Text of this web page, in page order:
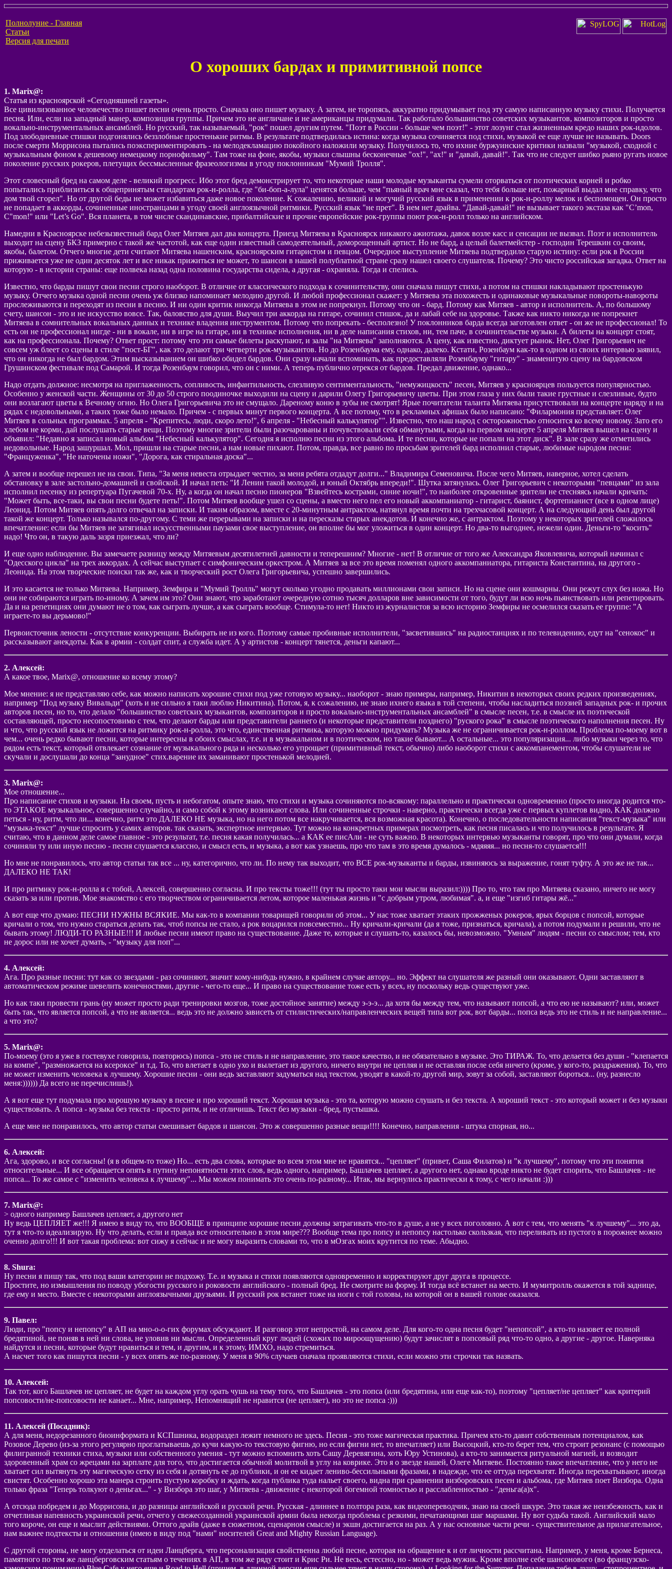
Полнолуние - Главная
Статьи
Версия для печати
О хороших бардах и примитивной попсе
1. Marix@:
Статья из красноярской «Сегодняшней газеты».
Все цивилизованное человечество пишет песни очень просто. Сначала оно пишет музыку. А затем, не торопясь, аккуратно придумывает под эту самую написанную музыку стихи. Получается
песня. Или, если на западный манер, композиция группы. Причем это не англичане и не американцы придумали. Так работало большинство советских музыкантов, композиторов и просто
вокально-инструментальных ансамблей. Но русский, так называемый, "рок" пошел другим путем. "Поэт в России - больше чем поэт!" - этот лозунг стал жизненным кредо наших рок-идолов.
Под злободневные стишки подгонялись беззлобные простенькие ритмы. В результате подтвердилась истина: когда музыка сочиняется под стихи, музыкой ее еще лучше не называть. Doors
после смерти Моррисона пытались поэкспериментировать - на мелодекламацию покойного наложили музыку. Получилось то, что ихние буржуинские критики назвали "музыкой, сходной с
музыкальным фоном к дешевому немецкому порнофильму". Там тоже на фоне, якобы, музыки слышны бесконечные "ох!", "ах!" и "давай, давай!". Так что не следует шибко рьяно ругать новое
поколение русских рокеров, плетущих бессмысленные фразеологизмы в угоду поклонникам "Мумий Тролля".
Этот словесный бред на самом деле - великий прогресс. Ибо этот бред демонстрирует то, что некоторые наши молодые музыканты сумели оторваться от поэтических корней и робко
попытались приблизиться к общепринятым стандартам рок-н-ролла, где "би-боп-а-лула" ценятся больше, чем "пьяный врач мне сказал, что тебя больше нет, пожарный выдал мне справку, что
дом твой сгорел". Но от другой беды не может избавиться даже новое поколение. К сожалению, великий и могучий русский язык в применении к рок-н-роллу мелок и беспомощен. Он просто
не попадает в аккорды, сочиненные иностранцами в угоду своей англоязычной ритмики. Русский язык "не прет". В нем нет драйва. "Давай-давай!" не вызывает такого экстаза как "C’mon,
C"mon!" или "Let’s Go". Вся планета, в том числе скандинавские, прибалтийские и прочие европейские рок-группы поют рок-н-ролл только на английском.
Намедни в Красноярске небезызвестный бард Олег Митяев дал два концерта. Приезд Митяева в Красноярск никакого ажиотажа, давок возле касс и сенсации не вызвал. Поэт и исполнитель
выходит на сцену БКЗ примерно с такой же частотой, как еще один известный самодеятельный, доморощенный артист. Но не бард, а целый балетмейстер - господин Терешкин со своим,
якобы, балетом. Отчего многие дети считают Митяева нашенским, красноярским гитаристом и певцом. Очередное выступление Митяева подтвердило старую истину: если рок в России
приживается уже не один десяток лет и все никак прижиться не может, то шансон в нашей полублатной стране сразу нашел своего слушателя. Почему? Это чисто российская загадка. Ответ на
которую - в истории страны: еще полвека назад одна половина государства сидела, а другая - охраняла. Тогда и спелись.
Известно, что барды пишут свои песни строго наоборот. В отличие от классического подхода к сочинительству, они сначала пишут стихи, а потом на стишки накладывают простенькую
музыку. Отчего музыка одной песни очень уж близко напоминает мелодию другой. И любой профессионал скажет: у Митяева эта похожесть и одинаковые музыкальные повороты-навороты
прослеживаются и переходят из песни в песню. И ни один критик никогда Митяева в этом не попрекнул. Потому что он - бард. Потому как Митяев - автор и исполнитель. А, по большому
счету, шансон - это и не искусство вовсе. Так, баловство для души. Выучил три аккорда на гитаре, сочинил стишок, да и лабай себе на здоровье. Также как никто никогда не попрекнет
Митяева в сомнительных вокальных данных и технике владения инструментом. Потому что попрекать - бесполезно! У поклонников барда всегда заготовлен ответ - он же не профессионал! То
есть он не профессионал нигде - ни в вокале, ни в игре на гитаре, ни в технике исполнения, ни в деле написания стихов, ни, тем паче, в сочинительстве музыки. А билеты на концерт стоят,
как на профессионала. Почему? Ответ прост: потому что эти самые билеты раскупают, и залы "на Митяева" заполняются. А цену, как известно, диктует рынок. Нет, Олег Григорьевич не
совсем уж блеет со сцены в стиле "пост-БГ", как это делают три четверти рок-музыкантов. Но до Розенбаума ему, однако, далеко. Кстати, Розенбаум как-то в одном из своих интервью заявил,
что он никогда не был бардом. Этим высказыванием он шибко обидел бардов. Они сразу начали вспоминать, как предоставляли Розенбауму "гитару" - знаменитую сцену на бардовском
Грушинском фестивале под Самарой. И тогда Розенбаум говорил, что он с ними. А теперь публично отрекся от бардов. Предал движение, однако...
Надо отдать должное: несмотря на приглаженность, сопливость, инфантильность, слезливую сентиментальность, "немужицкость" песен, Митяев у красноярцев пользуется популярностью.
Особенно у женской части. Женщины от 30 до 50 строго поодиночке выходили на сцену и дарили Олегу Григорьевичу цветы. При этом глаза у них были такие грустные и слезливые, будто
они возлагают цветы к Вечному огню. Но Олега Григорьевича это не смущало. Дареному коню в зубы не смотрят! Ярые почитатели таланта Митяева присутствовали на концерте наряду и на
рядах с недовольными, а таких тоже было немало. Причем - с первых минут первого концерта. А все потому, что в рекламных афишах было написано: "Филармония представляет: Олег
Митяев в сольных программах. 5 апреля - "Крепитесь, люди, скоро лето!", 6 апреля - "Небесный калькулятор"". Известно, что наш народ с осторожностью относится ко всему новому. Зато его
хлебом не корми, дай послушать старые вещи. Поэтому многие зрители были разочарованы и почувствовали себя обманутыми, когда на первом концерте 5 апреля Митяев вышел на сцену и
объявил: "Недавно я записал новый альбом "Небесный калькулятор". Сегодня я исполню песни из этого альбома. И те песни, которые не попали на этот диск". В зале сразу же отметились
недовольные. Народ зашуршал. Мол, пришли на старые песни, а нам новые пихают. Потом, правда, все равно по просьбам зрителей бард исполнил старые, любимые народом песни:
"Француженка", "Не наточены ножи", "Дорога, как стиральная доска"...
А затем и вообще перешел не на свои. Типа, "За меня невеста отрыдает честно, за меня ребята отдадут долги..." Владимира Семеновича. После чего Митяев, наверное, хотел сделать
обстановку в зале застольно-домашней и свойской. И начал петь: "И Ленин такой молодой, и юный Октябрь впереди!". Шутка затянулась. Олег Григорьевич с некоторыми "певцами" из зала
исполнил песенку из репертуара Пугачевой 70-х. Ну, а когда он начал песню пионеров "Взвейтесь кострами, синие ночи!", то наиболее откровенные зрители не стесняясь начали кричать:
"Может быть, все-таки, вы свои песни будете петь!". Потом Митяев вообще ушел со сцены, а вместо него пел его новый аккомпаниатор - гитарист, баянист, фортепианист (все в одном лице)
Леонид. Потом Митяев опять долго отвечал на записки. И таким образом, вместе с 20-минутным антрактом, натянул время почти на трехчасовой концерт. А на следующий день был другой
такой же концерт. Только назывался по-другому. С теми же перерывами на записки и на пересказы старых анекдотов. И конечно же, с антрактом. Поэтому у некоторых зрителей сложилось
впечатление: если бы Митяев не затягивал искусственными паузами свое выступление, он вполне бы мог уложиться в один концерт. Но два-то выгоднее, нежели один. Деньги-то "косить"
надо! Что он, в такую даль зазря приезжал, что ли?
И еще одно наблюдение. Вы замечаете разницу между Митяевым десятилетней давности и теперешним? Многие - нет! В отличие от того же Александра Яковлевича, который начинал с
"Одесского цикла" на трех аккордах. А сейчас выступает с симфоническим оркестром. А Митяев за все это время поменял одного аккомпаниатора, гитариста Константина, на другого -
Леонида. На этом творческие поиски так же, как и творческий рост Олега Григорьевича, успешно завершились.
И это касается не только Митяева. Например, Земфира и "Мумий Тролль" могут сколько угодно продавать миллионами свои записи. Но на сцене они кошмарны. Они режут слух без ножа. Но
они не собираются играть по-иному. А зачем им это? Они знают, что заработают очередную сотню тысяч долларов вне зависимости от того, будут ли всю ночь пьянствовать или репетировать.
Да и на репетициях они думают не о том, как сыграть лучше, а как сыграть вообще. Стимула-то нет! Никто из журналистов за всю историю Земфиры не осмелился сказать ее группе: "А
играете-то вы дерьмово!"
Первоисточник лености - отсутствие конкуренции. Выбирать не из кого. Поэтому самые пробивные исполнители, "засветившись" на радиостанциях и по телевидению, едут на "сенокос" и
рассказывают анекдоты. Как в армии - солдат спит, а служба идет. А у артистов - концерт тянется, деньги капают...
2. Алексей:
А какое твое, Marix@, отношение ко всему этому?
Мое мнение: я не представляю себе, как можно написать хорошие стихи под уже готовую музыку... наоборот - знаю примеры, например, Никитин в некоторых своих редких произведениях,
например "Под музыку Вивальди" (хоть и не сильно я таки люблю Никитина). Потом, я, к сожалению, не знаю ихнего языка в той степени, чтобы насладиться поэзией западных рок- и прочих
авторов песен, но то, что делало "большинство советских музыкантов, композиторов и просто вокально-инструментальных ансамблей" в смысле песен, т.е. в смысле их поэтической
составляющей, просто несопостовимо с тем, что делают барды или представители раннего (и некоторые представители позднего) "руского рока" в смысле поэтического наполнения песен. Ну
и что, что русский язык не ложится на ритмику рок-н-ролла, это что, единственная ритмика, которую можно придумать? Музыка же не ограничивается рок-н-роллом. Проблема по-моему вот в
чем... очень редко бывают песни, которые интересны в обоих смыслах, т.е. и в музыкальном и в поэтическом, но такие бывают... А остальные... это популяризация... либо музыки через то, что
рядом есть текст, который отвлекает сознание от музыкального ряда и несколько его упрощает (примитивный текст, обычно) либо наоборот стихи с аккомпанементом, чтобы слушатели не
скучали и дослушали до конца "занудное" стих.варение их заманивают простенькой мелодией.
3. Marix@:
Мое отношение...
Про написание стихов и музыки. На своем, пусть и небогатом, опыте знаю, что стихи и музыка сочиняются по-всякому: параллельно и практически одновременно (просто иногда родится что-
то ЭТАКОЕ музыкальное, совершенно случайно, и само собой к этому возникают слова. Или сочиненные строчки - наверно, практически всегда уже с первых куплетов видно, КАК должно
петься - ну, ритм, что ли... конечно, ритм это ДАЛЕКО НЕ музыка, но на него потом все накручивается, вся возможная красота). Конечно, о последовательности написания "текст-музыка" или
"музыка-текст" лучше спросить у самих авторов. так сказать, экспертное интервью. Тут можно на конкретных примерах посмотреть, как песня писалась и что получилось в результате. Я
считаю, что в данном деле самое главное - это результат, т.е. песня какая получилась... а КАК ее писАли - не суть важно. В некоторых интервью музыканты говорят, про что они думали, когда
сочиняли ту или иную песню - песня слушается классно, и смысл есть, и музыка, а вот как узнаешь, про что там в это время думалось - мдяяяя... но песня-то слушается!!!
Но мне не понравилось, что автор статьи так все ... ну, категорично, что ли. По нему так выходит, что ВСЕ рок-музыканты и барды, извиняюсь за выражение, гонят туфту. А это же не так...
ДАЛЕКО НЕ ТАК!
И про ритмику рок-н-ролла я с тобой, Алексей, совершенно согласна. И про тексты тоже!!! (тут ты просто таки мои мысли выразил:)))) Про то, что там про Митяева сказано, ничего не могу
сказать за или против. Мое знакомство с его творчеством ограничивается летом, которое маленькая жизнь и "с добрым утром, любимая". а, и еще "изгиб гитары жё..."
А вот еще что думаю: ПЕСНИ НУЖНЫ ВСЯКИЕ. Мы как-то в компании товарищей говорили об этом... У нас тоже хватает этаких прожженых рокеров, ярых борцов с попсой, которые
кричали о том, что нужно стараться делать так, чтоб попсы не стало, а рок воцарился повсеместно... Ну кричали-кричали (да я тоже, признаться, кричала), а потом подумали и решили, что не
бывать этому! ЛЮДИ-ТО РАЗНЫЕ!!! И любые песни имеют право на существование. Даже те, которые и слушать-то, казалось бы, невозможно. "Умным" людям - песни со смыслом; тем, кто
не дорос или не хочет думать, - "музыку для поп"...
4. Алексей:
Ага. Про разные песни: тут как со звездами - раз сочиняют, значит кому-нибудь нужно, в крайнем случае автору... но. Эффект на слушателя же разный они оказывают. Одни заставляют в
автоматическом режиме шевелить конечностями, другие - чего-то еще... И право на существование тоже есть у всех, ну поскольку ведь существуют уже.
Но как таки провести грань (ну может просто ради тренировки мозгов, тоже достойное занятие) между э-э-э... да хотя бы между тем, что называют попсой, а что ею не называют? или, может
быть так, что является попсой, а что не является... ведь это не должно зависеть от стилистических/направленческих вещей типа вот рок, вот барды... попса ведь это не стиль и не направление...
а что это?
5. Marix@:
По-моему (это я уже в гостевухе говорила, повторюсь) попса - это не стиль и не направление, это такое качество, и не обязательно в музыке. Это ТИРАЖ. То, что делается без души - "клепается
на компе", "размножается на ксероксе" и т.д. То, что влетает в одно ухо и вылетает из другого, ничего внутри не цепляя и не оставляя после себя ничего (кроме, у кого-то, раздражения). То, что
не может изменить человека к лучшему. Хорошие песни - они ведь заставляют задуматься над текстом, уводят в какой-то другой мир, зовут за собой, заставляют бороться... (ну, разнесло
меня:)))))) Да всего не перечислишь!).
А я вот еще тут подумала про хорошую музыку в песне и про хороший текст. Хорошая музыка - это та, которую можно слушать и без текста. А хороший текст - это который может и без музыки
существовать. А попса - музыка без текста - просто ритм, и не отличишь. Текст без музыки - бред, пустышка.
А еще мне не понравилось, что автор статьи смешивает бардов и шансон. Это ж совершенно разные вещи!!!! Конечно, направления - штука спорная, но...
6. Алексей:
Ага, здорово, и все согласны! (я в общем-то тоже) Но... есть два слова, которые во всем этом мне не нравятся... "цепляет" (привет, Саша Филатов) и "к лучшему", потому что эти понятия
относительные... И все обращается опять в путину непонятности этих слов, ведь одного, например, Башлачев цепляет, а другого нет, однако вроде никто не будет спорить, что Башлачев - не
попса... То же самое с "изменить человека к лучшему"... Мы можем понимать это очень по-разному... Итак, мы вернулись практически к тому, с чего начали :)))
7. Marix@:
> одного например Башлачев цепляет, а другого нет
Ну ведь ЦЕПЛЯЕТ же!!! Я имею в виду то, что ВООБЩЕ в принципе хорошие песни должны затрагивать что-то в душе, а не у всех поголовно. А вот с тем, что менять "к лучшему"... это да,
тут я что-то идеализирую. Ну что делать, если и правда все относительно в этом мире??? Вообще тема про попсу и непопсу настолько скользкая, что переливать из пустого в порожнее можно
оченно долго!!! И вот такая проблема: вот сижу я сейчас и не могу выразить словами то, что в мОзгах моих крутится по теме. Абыдно.
8. Shura:
Ну песни я пишу так, что под ваши категории не подхожу. Т.е. и музыка и стихи появляются одновременно и корректируют друг друга в процессе.
Простите, но измышления по поводу убогости русского и роковости английского - полный бред. Не смотрите на форму. И тогда всё встанет на место. И мумитролль окажется в той заднице,
где ему и место. Вместе с некоторыми англоязычными друзьями. И русский рок встанет тоже на ноги с той головы, на которой он в вашей голове оказался.
9. Павел:
Люди, про "попсу и непопсу" в АП на мно-о-о-гих форумах обсуждают. И разговор этот непростой, на самом деле. Для кого-то одна песня будет "непопсой", а кто-то назовет ее полной
бредятиной, не поняв в ней ни слова, не уловив ни мысли. Определенный круг людей (схожих по мироощущению) будут зачислят в попсовый ряд что-то одно, а другие - другое. Наверняка
найдутся и песни, которые будут нравиться и тем, и другим, и к этому, ИМХО, надо стремиться.
А насчет того как пишутся песни - у всех опять же по-разному. У меня в 90% случаев сначала проявляются стихи, если можно эти строчки так назвать.
10. Алексей:
Так тот, кого Башлачев не цепляет, не будет на каждом углу орать чушь на тему того, что Башлачев - это попса (или бредятина, или еще как-то), поэтому "цепляет/не цепляет" как критерий
попсовости/не-попсовости не канает... Мне, например, Непомнящий не нравится (не цепляет), но это не попcа :)))
11. Алексей (Посадник):
А для меня, недорезанного биоинформата и КСПшника, водораздел лежит немного не здесь. Песня - это тоже магическая практика. Причем кто-то давит собственным потенциалом, как
Розовое Дерево (из-за этого регулярно проглатываешь до кучи какую-то текстовую фигню, но если фигни нет, то впечатляет) или Высоцкий, кто-то берет тем, что строит резонанс (с помощью
филигранной техники стиха, музыки или собственного умения - тут можно вспомнить хоть Сашу Деревягина, хоть Юру Устинова), а кто-то занимается ритуальной магией, и возводит
здоровенный храм со жрецами на зарплате для того, что достигается обычной молитвой в углу на коврике. Это я о звезде нашей, Олеге Митяеве. Постоянно такое впечатление, что у него не
хватает сил вытянуть эту магическую сетку из себя и дотянуть ее до публики, и он ее кидает лениво-бессильными фразами, в надежде, что ее оттуда перехватят. Иногда перехватывают, иногда
свистят. Особенно хорошо эта манера строить пустую коробку и ждать, когда публика туда нальет своего, видна при сравнении визборовских песен и альбома, где Митяев поет Визбора. Одна
только фраза "Теперь толкуют о деньгах..." - у Визбора это шаг, у Митяева - движение с некоторой богемной томностью и расслабленностью - "деньга(а)х".
А отсюда побредем и до Моррисона, и до разницы английской и русской речи. Русская - длиннее в полтора раза, как видеопереводчик, знаю на своей шкуре. Это такая же неизбежность, как и
отчетливая напевность украинской речи, отчего у свежесозданной украинской армии была некогда проблема с резкими, печатающими шаг маршами. Ну вот судьба такой. Английский мало
того короче, он еще и мыслит действиями. Оттого драйв (даже в сюжетном, сценарном смысле) и экшн достигается на раз. А у нас основные части речи - существительное да прилагательное,
нам важнее подтексты и отношения (имею в виду под "нами" носителей Great and Mighty Russian Language).
С другой стороны, не могу отделаться от идеи Ланцберга, что персонализация свойственна любой песне, которая на обращение к и от личности рассчитана. Например, у меня, кроме Бернеса,
памятного по тем же ланцберговским статьям о течениях в АП, в том же ряду стоит и Крис Ри. Не весь, естессно, но - может ведь мужик. Кроме вполне себе шансонового (во французско-